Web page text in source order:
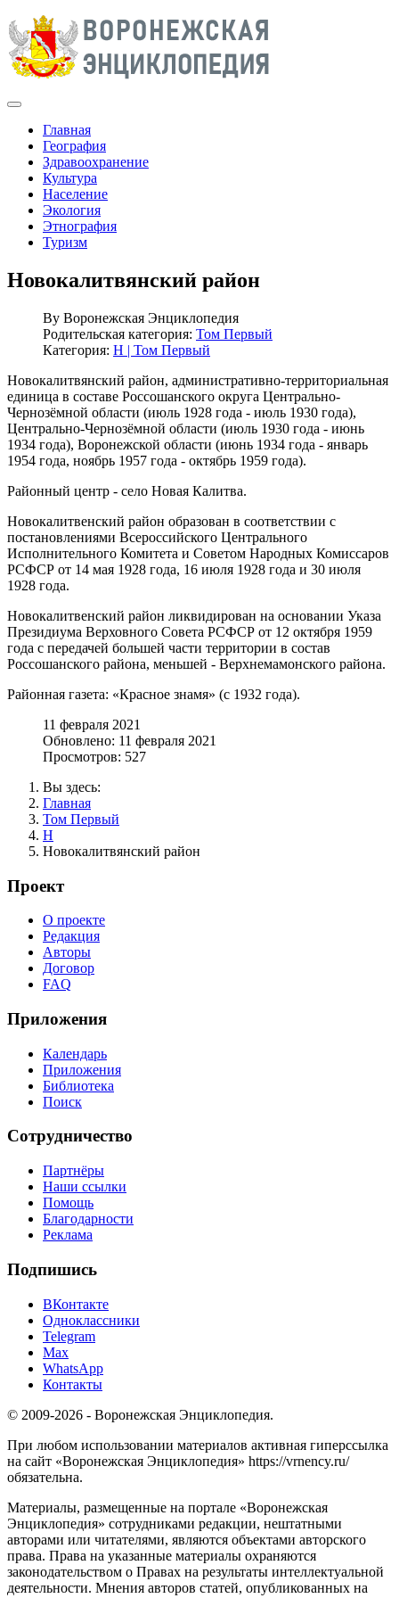
Главная
География
Здравоохранение
Культура
Население
Экология
Этнография
Туризм
Новокалитвянский район
By Воронежская Энциклопедия
Родительская категория: Том Первый
Категория: Н | Том Первый
Новокалитвянский район, административно-территориальная
единица в составе Россошанского округа Центрально-
Чернозёмной области (июль 1928 года - июль 1930 года),
Центрально-Чернозёмной области (июль 1930 года - июнь
1934 года), Воронежской области (июнь 1934 года - январь
1954 года, ноябрь 1957 года - октябрь 1959 года).
Районный центр - село Новая Калитва.
Новокалитвенский район образован в соответствии с
постановлениями Всероссийского Центрального
Исполнительного Комитета и Советом Народных Комиссаров
РСФСР от 14 мая 1928 года, 16 июля 1928 года и 30 июля
1928 года.
Новокалитвенский район ликвидирован на основании Указа
Президиума Верховного Совета РСФСР от 12 октября 1959
года с передачей большей части территории в состав
Россошанского района, меньшей - Верхнемамонского района.
Районная газета: «Красное знамя» (с 1932 года).
11 февраля 2021
Обновлено: 11 февраля 2021
Просмотров: 527
Вы здесь:
Главная
Том Первый
Н
Новокалитвянский район
Проект
О проекте
Редакция
Авторы
Договор
FAQ
Приложения
Календарь
Приложения
Библиотека
Поиск
Сотрудничество
Партнёры
Наши ссылки
Помощь
Благодарности
Реклама
Подпишись
ВКонтакте
Одноклассники
Telegram
Max
WhatsApp
Контакты
© 2009-2026 - Воронежская Энциклопедия.
При любом использовании материалов активная гиперссылка
на сайт «Воронежская Энциклопедия» https://vrnency.ru/
обязательна.
Материалы, размещенные на портале «Воронежская
Энциклопедия» сотрудниками редакции, нештатными
авторами или читателями, являются объектами авторского
права. Права на указанные материалы охраняются
законодательством о Правах на результаты интеллектуальной
деятельности. Мнения авторов статей, опубликованных на